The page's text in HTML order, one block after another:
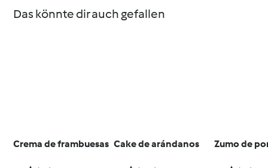
Das könnte dir auch gefallen
Crema de frambuesas Cake de arándanos Zumo de